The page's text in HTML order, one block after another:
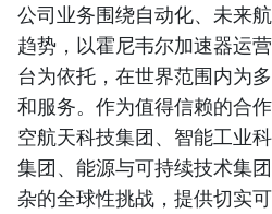
公司业务围绕自动化、未来
趋势，以霍尼韦尔加速器运
台为依托，在世界范围内为
和服务。作为值得信赖的合
空航天科技集团、智能工业
集团、能源与可持续技术集
杂的全球性挑战，提供切实